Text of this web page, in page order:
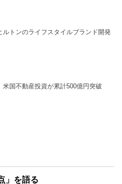
ルトンのライフスタイルブランド開発
米国不動産投資が累計500億円突破
」を語る